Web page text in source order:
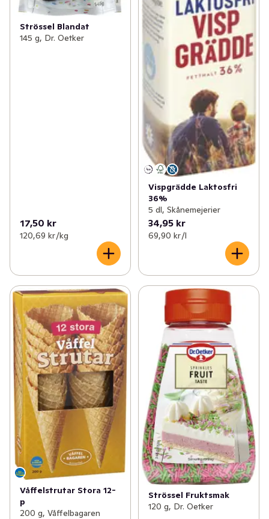
Strössel Blandat
145 g, Dr. Oetker
17,50 kr
120,69 kr /kg
Vispgrädde Laktosfri
36%
5 dl, Skånemejerier
34,95 kr
69,90 kr /l
Våffelstrutar Stora 12-
p
200 g, Våffelbagaren
Strössel Fruktsmak
120 g, Dr. Oetker